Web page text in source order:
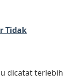
Tidak
dicatat terlebih